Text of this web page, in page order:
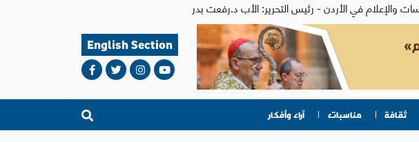
English Section
ثقافة مناسبات آراء وأفكار